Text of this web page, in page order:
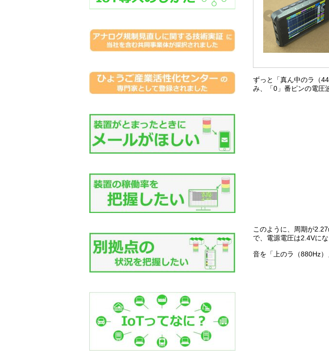
ずっと「真ん中のラ（
み、「0」番ピンの電圧
このように、周期が
で、電源電圧は2.4Vに
音を「上のラ（880Hz）